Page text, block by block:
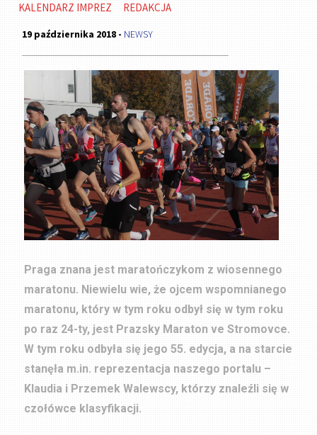
KALENDARZ IMPREZ REDAKCJA
19 października 2018 - NEWSY
Praga znana jest maratończykom z wiosennego
maratonu. Niewielu wie, że ojcem wspomnianego
maratonu, który w tym roku odbył się w tym roku
po raz 24-ty, jest Prazsky Maraton ve Stromovce.
W tym roku odbyła się jego 55. edycja, a na starcie
stanęła m.in. reprezentacja naszego portalu –
Klaudia i Przemek Walewscy, którzy znaleźli się w
czołówce klasyfikacji.